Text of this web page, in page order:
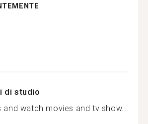
di studio
and watch movies and tv show...